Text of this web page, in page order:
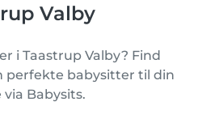
Valby
i Taastrup Valby? Find
perfekte babysitter til din
Babysits.